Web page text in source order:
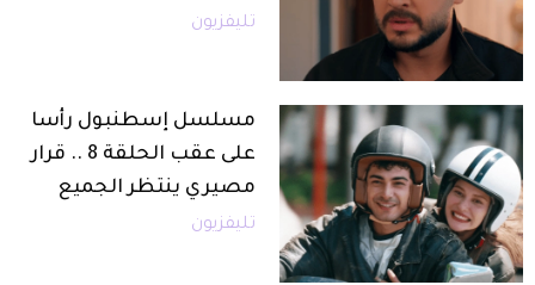
تليفزيون
مسلسل إسطنبول رأسا
على عقب الحلقة 8 .. قرار
مصيري ينتظر الجميع
تليفزيون